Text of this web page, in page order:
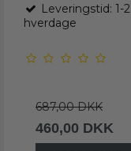
Leveringstid: 1-2
hverdage
687,00 DKK
460,00 DKK